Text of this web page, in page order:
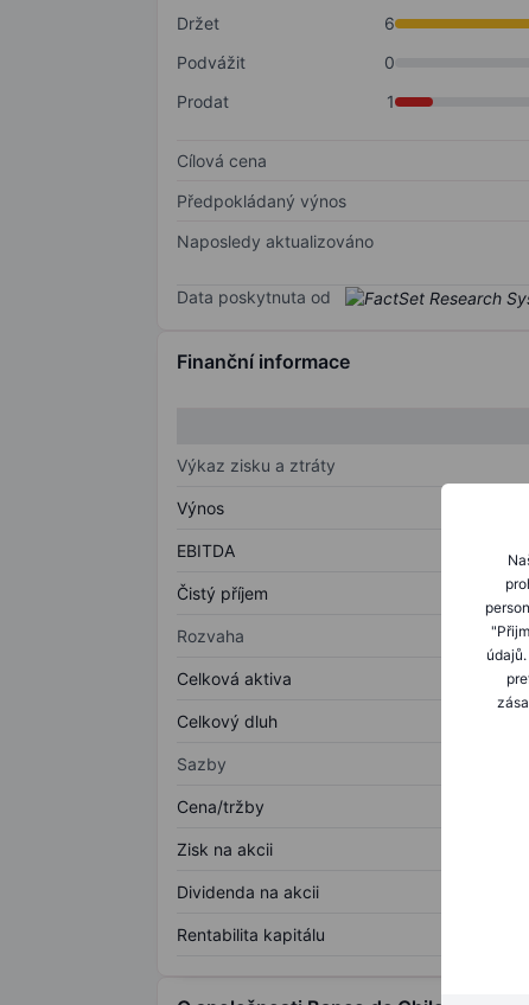
Držet
6
Podvážit
0
Prodat
1
Cílová cena
Předpokládaný výnos
Naposledy aktualizováno
Data poskytnuta od
Finanční informace
Výkaz zisku a ztráty
Výnos
EBITDA
Čistý příjem
Rozvaha
Celková aktiva
Celkový dluh
Sazby
Cena/tržby
Zisk na akcii
Dividenda na akcii
Rentabilita kapitálu